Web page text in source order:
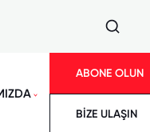
ABONE OLUN
BİZE ULAŞIN